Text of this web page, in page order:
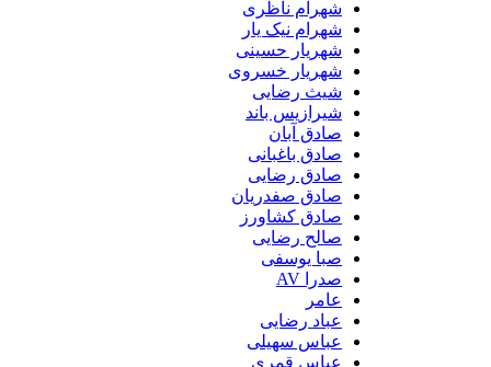
شهرام ناظری
شهرام نیک یار
شهریار حسینی
شهریار خسروی
شیث رضایی
شیرازیس باند
صادق آبان
صادق باغبانی
صادق رضایی
صادق صفدریان
صادق کشاورز
صالح رضایی
صبا یوسفی
صدرا AV
عامر
عباد رضایی
عباس سهیلی
عباس قمری